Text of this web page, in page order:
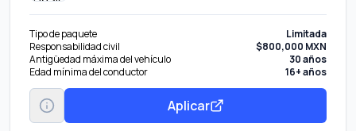
Tipo de paquete
Limitada
Responsabilidad civil
$800,000 MXN
Antigüedad máxima del vehículo
30 años
Edad mínima del conductor
16+ años
Aplicar